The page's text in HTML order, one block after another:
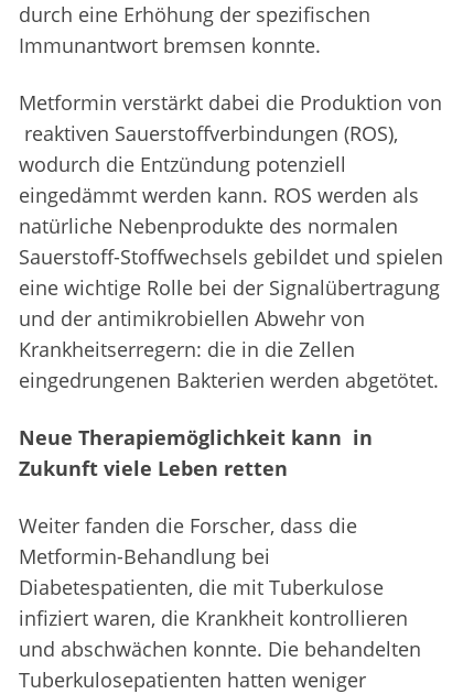
durch eine Erhöhung der spezifischen
Immunantwort bremsen konnte.
Metformin verstärkt dabei die Produktion von
reaktiven Sauerstoffverbindungen (ROS),
wodurch die Entzündung potenziell
eingedämmt werden kann. ROS werden als
natürliche Nebenprodukte des normalen
Sauerstoff-Stoffwechsels gebildet und spielen
eine wichtige Rolle bei der Signalübertragung
und der antimikrobiellen Abwehr von
Krankheitserregern: die in die Zellen
eingedrungenen Bakterien werden abgetötet.
Neue Therapiemöglichkeit kann in
Zukunft viele Leben retten
Weiter fanden die Forscher, dass die
Metformin-Behandlung bei
Diabetespatienten, die mit Tuberkulose
infiziert waren, die Krankheit kontrollieren
und abschwächen konnte. Die behandelten
Tuberkulosepatienten hatten weniger